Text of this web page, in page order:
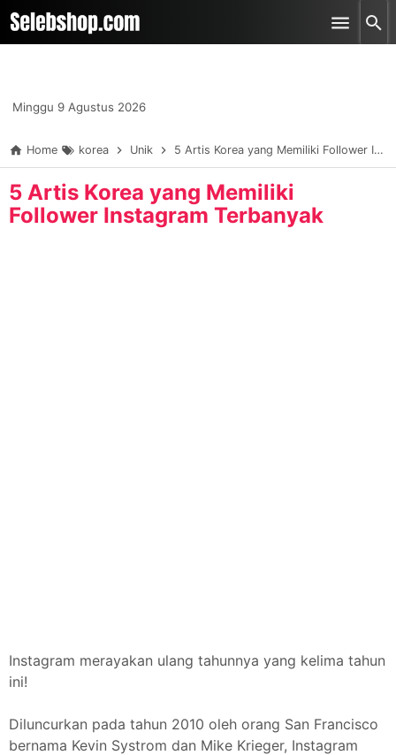
-->
Skip to main content
Minggu 9 Agustus 2026
Home korea Unik 5 Artis Korea yang Memiliki Follower Instagram Terbanyak
5 Artis Korea yang Memiliki
Follower Instagram Terbanyak
Instagram merayakan ulang tahunnya yang kelima tahun
ini!
Diluncurkan pada tahun 2010 oleh orang San Francisco
bernama Kevin Systrom dan Mike Krieger, Instagram